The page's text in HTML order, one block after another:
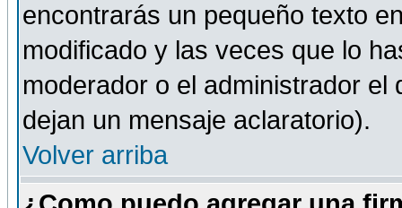
encontrarás un pequeño texto
modificado y las veces que lo
moderador o el administrador
dejan un mensaje aclaratorio).
Volver arriba